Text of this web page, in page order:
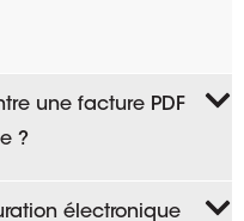
une facture PDF
?
électronique